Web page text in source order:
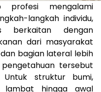
profesi mengalami
langkah individu,
berkaitan dengan
dari masyarakat
bagian lateral lebih
tersebut
struktur bumi,
lambat hingga awal